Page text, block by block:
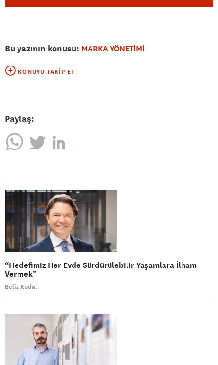
Bu yazının konusu: MARKA YÖNETİMİ
KONUYU TAKIP ET
Paylaş:
“Hedefimiz Her Evde Sürdürülebilir Yaşamlara İlham
Vermek”
Beliz Kudat